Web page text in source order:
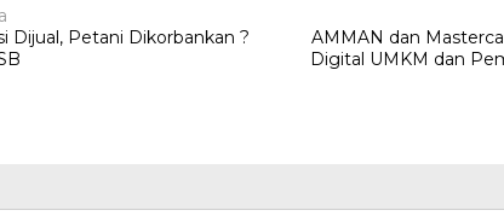
Dijual, Petani Dikorbankan ?
AMMAN dan
Digital UMKM dan